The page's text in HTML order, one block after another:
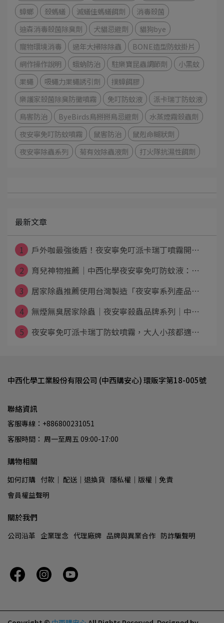
蟑螂
殺螞蟻 滅蟻佳螞蟻餌劑
消毒殺菌
迪森消毒殺菌除臭劑
犬貓忌避劑
貓狗bye
寵物環境消毒
過年大掃除除蟲
BONE造型防蚊掛片
網作操作說明
蛾蚋防治 駐樂寶昆蟲調節劑
小黑蚊
果蠅
吸蠅力果蠅誘引劑
撲蟑餌膠
樂護家殺菌除臭防黴噴霧
免叮防蚊液
派卡瑞丁防蚊液
鳥害防治
ByeBirds鳥掰掰鳥忌避劑
水蒸煙霧殺蟲劑
夜安寧免叮防蚊噴霧
鼠害防治
鼠剋命糊狀劑
夜安寧除蟲系列
菊有效除蟲液劑 打火隊抗濕性餌劑
最新文章
1
戶外咖最強後盾！夜安寧免叮派卡瑞丁噴霧開⋯
2
育兒神物推薦｜中西化學夜安寧免叮防蚊液：⋯
3
居家除蟲推薦使用台灣製造「夜安寧系列產品⋯
4
無煙無臭居家除蟲│夜安寧殺蟲品牌系列│中⋯
5
夜安寧免叮派卡瑞丁防蚊噴霧，大人小孩都適⋯
中西化學工業股份有限公司 (中西購安心) 環販字第18-005號
聯絡資訊
客服專線：+886800231051
客服時間： 周一至周五 09:00-17:00
購物相關
如何訂購 付款│ 配送│退換貨 隱私權│版權│免責
會員權益聲明
關於我們
公司沿革 企業理念 代理廠牌 品牌與異業合作 防詐騙聲明